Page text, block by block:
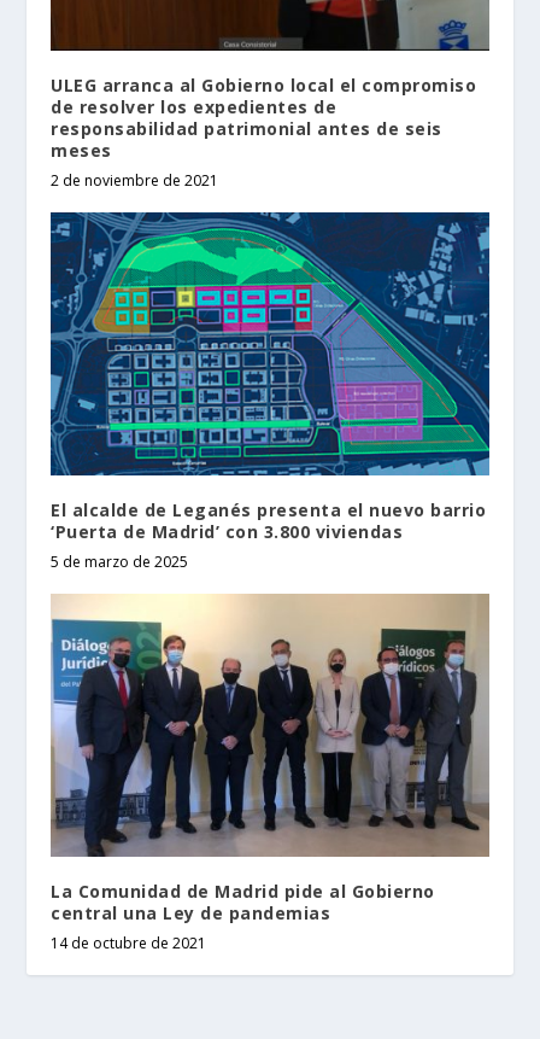
ULEG arranca al Gobierno local el compromiso
de resolver los expedientes de
responsabilidad patrimonial antes de seis
meses
2 de noviembre de 2021
El alcalde de Leganés presenta el nuevo barrio
‘Puerta de Madrid’ con 3.800 viviendas
5 de marzo de 2025
La Comunidad de Madrid pide al Gobierno
central una Ley de pandemias
14 de octubre de 2021